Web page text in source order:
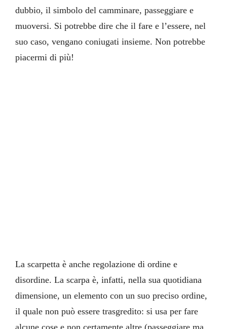
dubbio, il simbolo del camminare, passeggiare e
muoversi. Si potrebbe dire che il fare e l’essere, nel
suo caso, vengano coniugati insieme. Non potrebbe
piacermi di più!
La scarpetta è anche regolazione di ordine e
disordine. La scarpa è, infatti, nella sua quotidiana
dimensione, un elemento con un suo preciso ordine,
il quale non può essere trasgredito: si usa per fare
alcune cose e non certamente altre (passeggiare ma